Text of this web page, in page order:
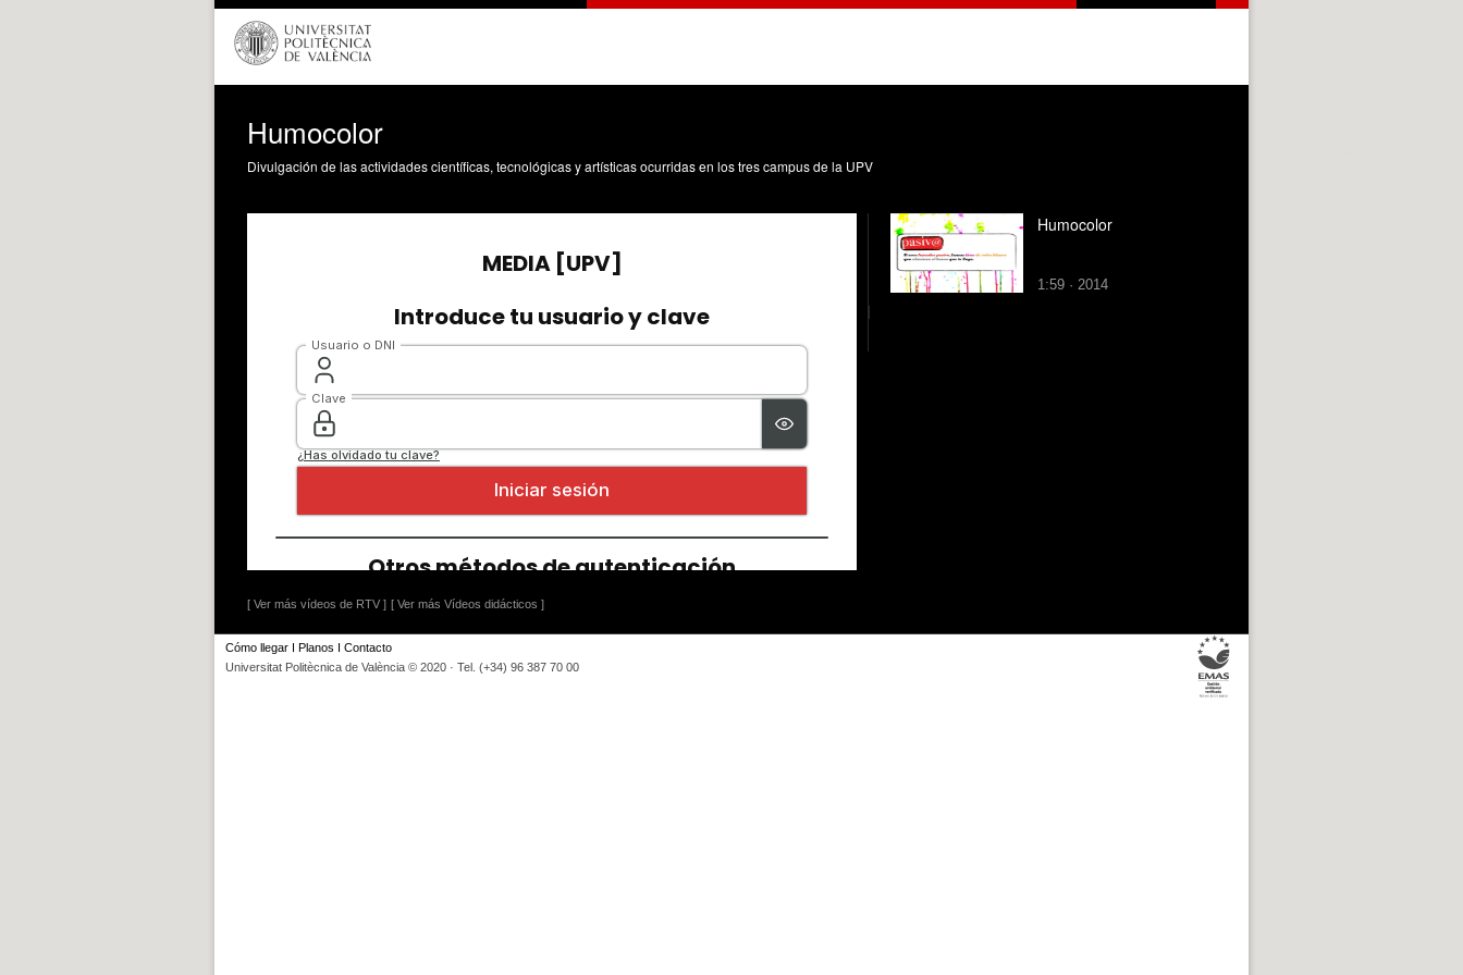
Humocolor
Divulgación de las actividades científicas, tecnológicas y artísticas ocurridas en los tres campus de la UPV
[ Ver más vídeos de RTV ] [ Ver más Vídeos didácticos ]
Humocolor
1:59 · 2014
Cómo llegar I Planos I Contacto
Universitat Politècnica de València © 2020 · Tel. (+34) 96 387 70 00